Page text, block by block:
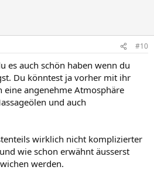
#10
es auch schön haben wenn du
Du könntest ja vorher mit ihr
eine angenehme Atmosphäre
und auch
wirklich nicht komplizierter
wie schon erwähnt äusserst
werden.